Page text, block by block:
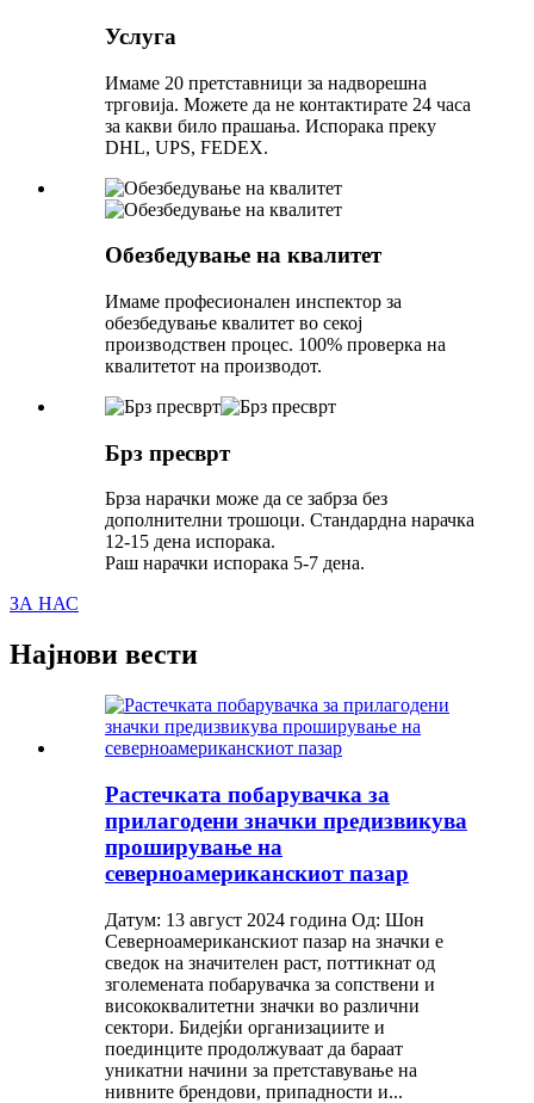
Услуга
Имаме 20 претставници за надворешна
трговија. Можете да не контактирате 24 часа
за какви било прашања. Испорака преку
DHL, UPS, FEDEX.
Обезбедување на квалитет
Имаме професионален инспектор за
обезбедување квалитет во секој
производствен процес. 100% проверка на
квалитетот на производот.
Брз пресврт
Брза нарачки може да се забрза без
дополнителни трошоци. Стандардна нарачка
12-15 дена испорака.
Раш нарачки испорака 5-7 дена.
ЗА НАС
Најнови вести
Растечката побарувачка за
прилагодени значки предизвикува
проширување на
северноамериканскиот пазар
Датум: 13 август 2024 година Од: Шон
Северноамериканскиот пазар на значки е
сведок на значителен раст, поттикнат од
зголемената побарувачка за сопствени и
висококвалитетни значки во различни
сектори. Бидејќи организациите и
поединците продолжуваат да бараат
уникатни начини за претставување на
нивните брендови, припадности и...